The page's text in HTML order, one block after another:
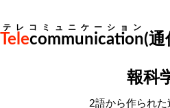
Telecommunication
テレコミュニケーション
(通
報科
2語から作られた